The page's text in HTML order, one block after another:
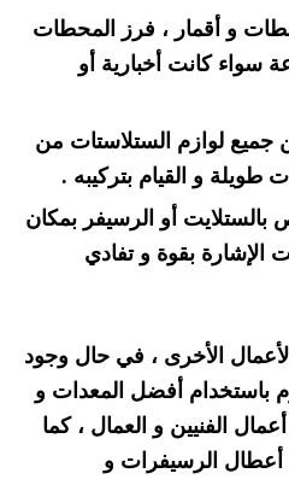
و أقمار ، فرز المحطات
كانت أخبارية أو
جميع لوازم الستلاستات من
طويلة و القيام بتركيبه .
أو الرسيفر بمكان
بقوة و تفادي
الأخرى ، في حال وجود
باستخدام أفضل المعدات و
أعمال الفنيين و العمال ، كما
أعطال الرسيفرات و